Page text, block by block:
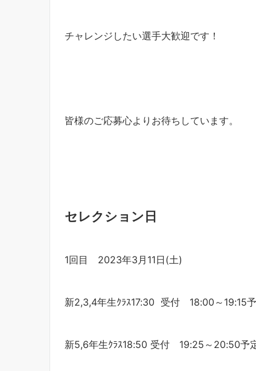
チャレンジしたい選手大歓迎です！
皆様のご応募心よりお待ちしています。
セレクション日
1回目 2023年3月11日(土)
新2,3,4年生ｸﾗｽ17:30 受付 18:00～19:15
新5,6年生ｸﾗｽ18:50 受付 19:25～20:50予